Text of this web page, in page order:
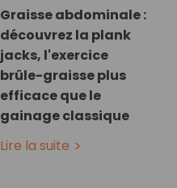
Graisse abdominale :
découvrez la plank
jacks, l'exercice
brûle-graisse plus
efficace que le
gainage classique
Lire la suite